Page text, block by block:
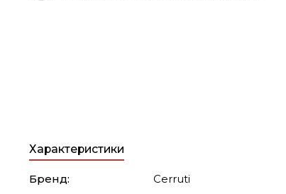
Характеристики
Бренд:
Cerruti